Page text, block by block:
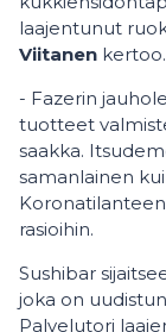
laajentunut
Viitanen kertoo.
- Fazerin
tuotteet
saakka.
samanlainen
rasioihin.
Sushibar
joka on
Palvelutori